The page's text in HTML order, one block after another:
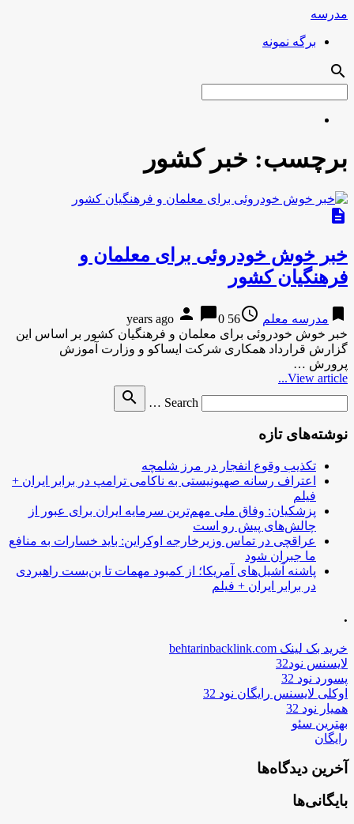
مدرسه
برگه نمونه
search
برچسب: خبر کشور
description
خبر خوش خودروئی برای معلمان و
فرهنگیان کشور
bookmark مدرسه معلم access_time
56 years ago
person chat_bubble0
خبر خوش خودروئی برای معلمان و فرهنگیان کشور بر اساس این
گزارش قرارداد همکاری شرکت ایساکو و وزارت آموزش
پرورش …
View article...
Search …
search
نوشته‌های تازه
تکذیب وقوع انفجار در مرز شلمچه
اعتراف رسانه صهیونیستی به ناکامی ترامپ در برابر ایران +
فیلم
پزشکیان: وفاق ملی مهم‌ترین سرمایه ایران برای عبور از
چالش‌های پیش رو است
عراقچی در تماس وزیرخارجه اوکراین: باید خسارات به منافع
ما جبران شود
پاشنه آشیل‌های آمریکا؛ از کمبود مهمات تا بن‌بست راهبردی
در برابر ایران + فیلم
.
خرید بک لینک behtarinbacklink.com
لایسنس نود32
پسورد نود 32
اوکلی لایسنس رایگان نود 32
همیار نود 32
بهترین سئو
رایگان
آخرین دیدگاه‌ها
بایگانی‌ها